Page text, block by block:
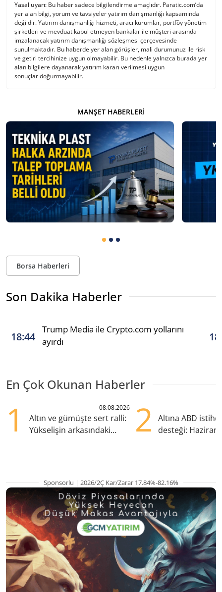
Yasal uyarı: Bu haber sadece bilgilendirme amaçlıdır. Paratic.com’da
yer alan bilgi, yorum ve tavsiyeler yatırım danışmanlığı kapsamında
değildir. Yatırım danışmanlığı hizmeti, aracı kurumlar, portföy yönetim
şirketleri ve mevduat kabul etmeyen bankalar ile müşteri arasında
imzalanacak yatırım danışmanlığı sözleşmesi çerçevesinde
sunulmaktadır. Bu haberde yer alan görüşler, mali durumunuz ile risk
ve getiri tercihinize uygun olmayabilir. Bu nedenle yalnızca burada yer
alan bilgilere dayanarak yatırım kararı verilmesi uygun
sonuçlar doğurmayabilir.
MANŞET HABERLERI
Borsa Haberleri
Son Dakika Haberler
18:44
Trump Media ile Crypto.com yollarını
ayırdı
En Çok Okunan Haberler
1 08.08.2026
Altın ve gümüşte sert ralli:
Yükselişin arkasındaki
2
Altına ABD
desteği:
Sponsorlu | 2026/2Ç Kar/Zarar 17.84%-82.16%